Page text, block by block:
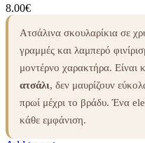
8.00€
Ατσάλινα σκουλαρίκια σε
γραμμές και λαμπερό
μοντέρνο χαρακτήρα. Είναι
ατσάλι, δεν μαυρίζουν
πρωί μέχρι το βράδυ. Ένα
κάθε εμφάνιση.